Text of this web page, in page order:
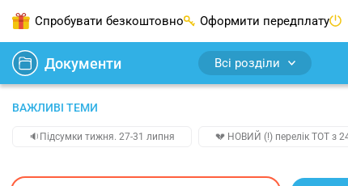
Спробувати безкоштовно Оформити передплату
Документи Всі розділи
ВАЖЛИВІ ТЕМИ
🔉Підсумки тижня. 27-31 липня 💔 НОВИЙ (!) перелік ТОТ з